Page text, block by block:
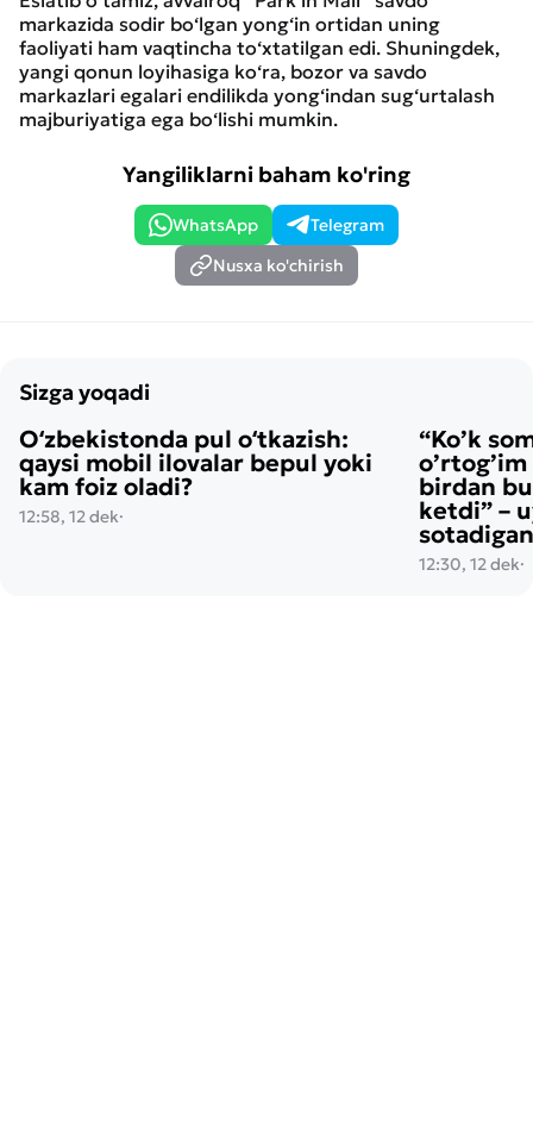
markazida sodir bo‘lgan yong‘in ortidan uning
faoliyati ham vaqtincha to‘xtatilgan edi. Shuningdek,
yangi qonun loyihasiga ko‘ra, bozor va savdo
markazlari egalari endilikda yong‘indan sug‘urtalash
majburiyatiga ega bo‘lishi mumkin.
Yangiliklarni baham ko'ring
WhatsApp
Telegram
Nusxa ko'chirish
Sizga yoqadi
Oʻzbekistonda pul oʻtkazish:
qaysi mobil ilovalar bepul yoki
kam foiz oladi?
12:58, 12 dek·
“Ko’k
birdan
ketdi” –
12:30, 12 dek·